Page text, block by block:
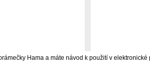
Hama a máte návod k použití v